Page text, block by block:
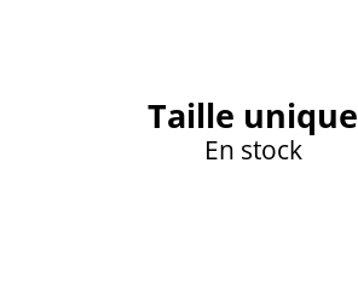
Taille unique
En stock